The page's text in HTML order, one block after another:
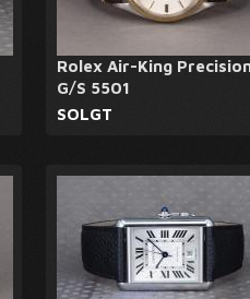
Rolex Air-King
G/S 5501
SOLGT